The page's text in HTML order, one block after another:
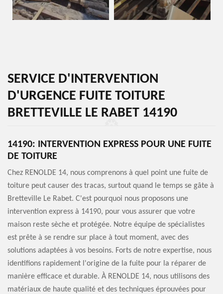
SERVICE D'INTERVENTION
D'URGENCE FUITE TOITURE
BRETTEVILLE LE RABET 14190
14190: INTERVENTION EXPRESS POUR UNE FUITE
DE TOITURE
Chez RENOLDE 14, nous comprenons à quel point une fuite de
toiture peut causer des tracas, surtout quand le temps se gâte à
Bretteville Le Rabet. C'est pourquoi nous proposons une
intervention express à 14190, pour vous assurer que votre
maison reste sèche et protégée. Notre équipe de spécialistes
est prête à se rendre sur place à tout moment, avec des
solutions adaptées à vos besoins. Forts de notre expertise, nous
identifions rapidement l'origine de la fuite pour la réparer de
manière efficace et durable. À RENOLDE 14, nous utilisons des
matériaux de haute qualité et des techniques éprouvées pour